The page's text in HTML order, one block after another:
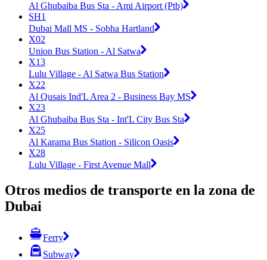
Al Ghubaiba Bus Sta - Ami Airport (Ptb)
SH1
Dubai Mall MS - Sobha Hartland
X02
Union Bus Station - Al Satwa
X13
Lulu Village - Al Satwa Bus Station
X22
Al Qusais Ind'L Area 2 - Business Bay MS
X23
Al Ghubaiba Bus Sta - Int'L City Bus Sta
X25
Al Karama Bus Station - Silicon Oasis
X28
Lulu Village - First Avenue Mall
Otros medios de transporte en la zona de
Dubai
Ferry
Subway